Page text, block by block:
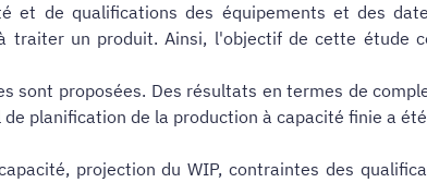
et de qualifications des équipements et des
un produit. Ainsi, l'objectif de cette étude
sont proposées. Des résultats en termes de
planification de la production à capacité finie a
projection du WIP, contraintes des